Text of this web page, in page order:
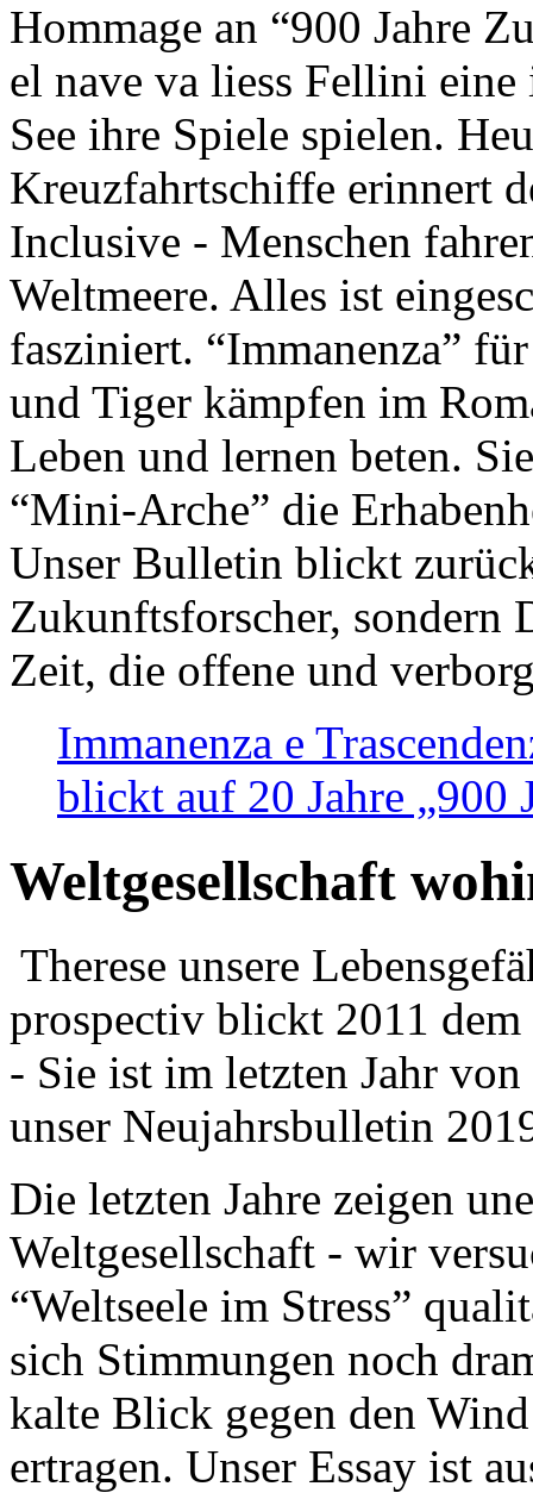
Hommage an “900 Jahre
el nave va liess Fellini
See ihre Spiele spielen.
Kreuzfahrtschiffe erinnert
Inclusive - Menschen
Weltmeere. Alles ist
fasziniert. “Immanenza”
und Tiger kämpfen im
Leben und lernen beten.
“Mini-Arche” die
Unser Bulletin blickt
Zukunftsforscher, sondern
Zeit, die offene und
Immanenza e
blickt auf 20 Jahre „900
Weltgesellschaft
Therese unsere
prospectiv blickt 2011
- Sie ist im letzten Jahr
unser Neujahrsbulletin
Die letzten Jahre zeigen
Weltgesellschaft - wir
“Weltseele im Stress”
sich Stimmungen noch
kalte Blick gegen den
ertragen. Unser Essay ist